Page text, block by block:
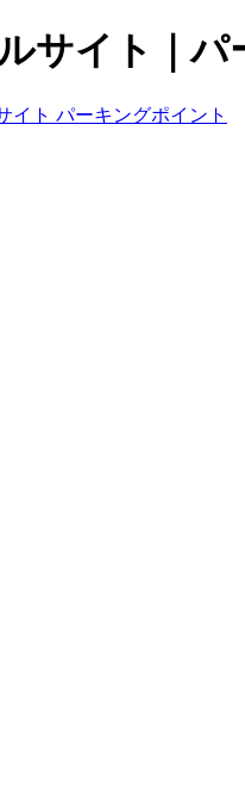
サイト｜パ
イト パーキングポイント